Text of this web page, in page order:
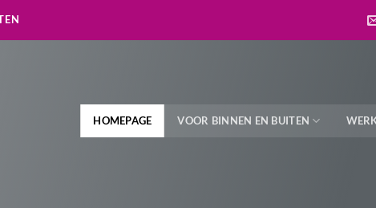
HOMEPAGE VOOR BINNEN EN BUITEN